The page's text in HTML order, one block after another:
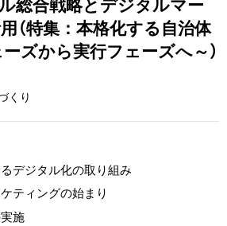
（特集：本格化する自治体
ズから実行フェーズへ～）
くり
デジタル化の取り組み
ティングの始まり
施